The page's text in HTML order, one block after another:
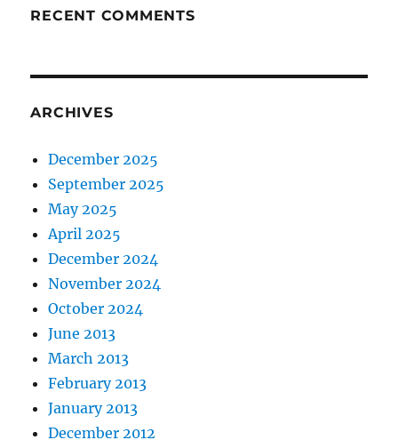
RECENT COMMENTS
ARCHIVES
December 2025
September 2025
May 2025
April 2025
December 2024
November 2024
October 2024
June 2013
March 2013
February 2013
January 2013
December 2012